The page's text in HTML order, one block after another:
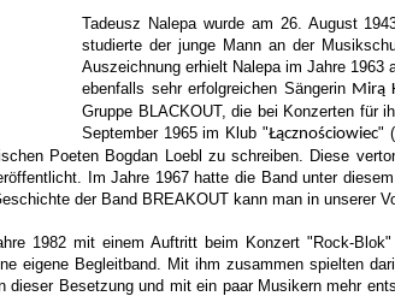
Tadeusz Nalepa wurde am 26. August
studierte der junge Mann an der
Auszeichnung erhielt Nalepa im Jahre
ebenfalls sehr erfolgreichen Sängerin Mirą
Gruppe BLACKOUT, die bei Konzerten für
September 1965 im Klub "Łącznościowiec"
Poeten Bogdan Loebl zu schreiben. Diese
Im Jahre 1967 hatte die Band unter
der Band BREAKOUT kann man in unserer
1982 mit einem Auftritt beim Konzert "Rock-
eigene Begleitband. Mit ihm zusammen spielten
Besetzung und mit ein paar Musikern mehr